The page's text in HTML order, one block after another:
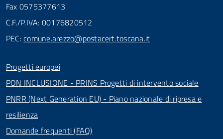
Fax 0575377613
C.F./P.IVA: 00176820512
PEC:comune.arezzo@postacert.toscana.it
Progetti europei
PON INCLUSIONE - PRINS Progetti di intervento sociale
PNRR (Next Generation EU) - Piano nazionale di ripresa e
resilienza
Domande frequenti (FAQ)